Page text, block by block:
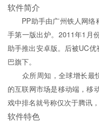
软件简介
PP助手由广州铁人网络
手第一版出炉。2011年1月
助手推出安卓版。后被UC
巴旗下。
众所周知，全球增长最
的互联网市场是移动端，移
戏中排名就号称仅次于腾讯
软件特色